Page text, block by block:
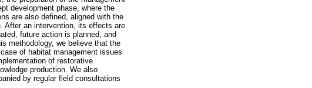
development phase, where the
are also defined, aligned with the
After an intervention, its effects are
future action is planned, and
methodology, we believe that the
of habitat management issues
of restorative
production. We also
by regular field consultations